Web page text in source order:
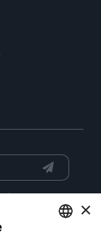
e acconsento
×